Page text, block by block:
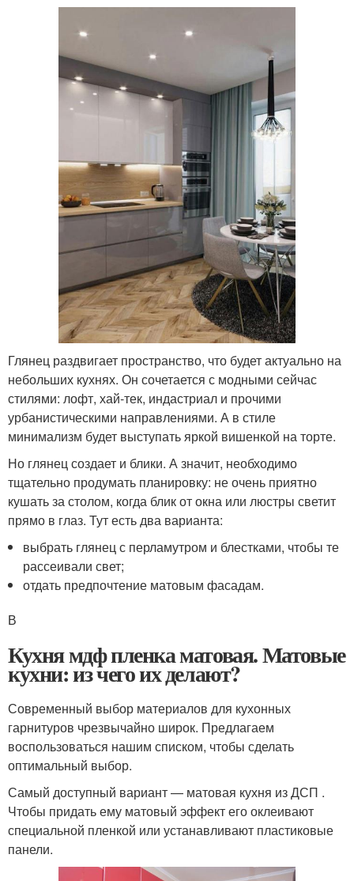
Глянец раздвигает пространство, что будет актуально на
небольших кухнях. Он сочетается с модными сейчас
стилями: лофт, хай-тек, индастриал и прочими
урбанистическими направлениями. А в стиле
минимализм будет выступать яркой вишенкой на торте.
Но глянец создает и блики. А значит, необходимо
тщательно продумать планировку: не очень приятно
кушать за столом, когда блик от окна или люстры светит
прямо в глаз. Тут есть два варианта:
выбрать глянец с перламутром и блестками, чтобы те
рассеивали свет;
отдать предпочтение матовым фасадам.
В
Кухня мдф пленка матовая. Матовые
кухни: из чего их делают?
Современный выбор материалов для кухонных
гарнитуров чрезвычайно широк. Предлагаем
воспользоваться нашим списком, чтобы сделать
оптимальный выбор.
Самый доступный вариант — матовая кухня из ДСП .
Чтобы придать ему матовый эффект его оклеивают
специальной пленкой или устанавливают пластиковые
панели.